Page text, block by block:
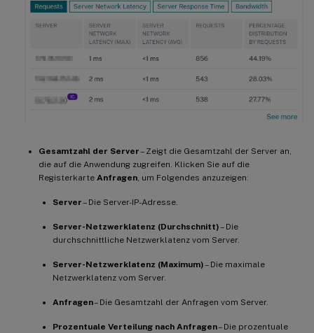
Gesamtzahl der Server– Zeigt die Gesamtzahl der Server an,
die auf die Anwendung zugreifen. Klicken Sie auf die
Registerkarte Anfragen, um Folgendes anzuzeigen:
Server– Die Server-IP-Adresse.
Server-Netzwerklatenz (Durchschnitt)– Die
durchschnittliche Netzwerklatenz vom Server.
Server-Netzwerklatenz (Maximum)– Die maximale
Netzwerklatenz vom Server.
Anfragen– Die Gesamtzahl der Anfragen vom Server.
Prozentuale Verteilung nach Anfragen– Die prozentuale